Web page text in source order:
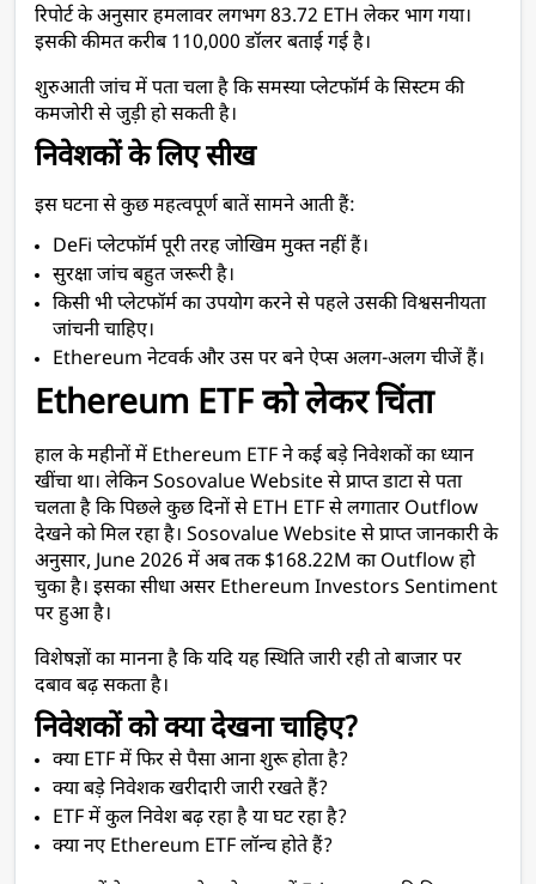
रिपोर्ट के अनुसार हमलावर लगभग 83.72 ETH लेकर भाग गया।
इसकी कीमत करीब 110,000 डॉलर बताई गई है।
शुरुआती जांच में पता चला है कि समस्या प्लेटफॉर्म के सिस्टम की
कमजोरी से जुड़ी हो सकती है।
निवेशकों के लिए सीख
इस घटना से कुछ महत्वपूर्ण बातें सामने आती हैं:
DeFi प्लेटफॉर्म पूरी तरह जोखिम मुक्त नहीं हैं।
सुरक्षा जांच बहुत जरूरी है।
किसी भी प्लेटफॉर्म का उपयोग करने से पहले उसकी विश्वसनीयता
जांचनी चाहिए।
Ethereum नेटवर्क और उस पर बने ऐप्स अलग-अलग चीजें हैं।
Ethereum ETF को लेकर चिंता
हाल के महीनों में Ethereum ETF ने कई बड़े निवेशकों का ध्यान
खींचा था। लेकिन Sosovalue Website से प्राप्त डाटा से पता
चलता है कि पिछले कुछ दिनों से ETH ETF से लगातार Outflow
देखने को मिल रहा है। Sosovalue Website से प्राप्त जानकारी के
अनुसार, June 2026 में अब तक $168.22M का Outflow हो
चुका है। इसका सीधा असर Ethereum Investors Sentiment
पर हुआ है।
विशेषज्ञों का मानना है कि यदि यह स्थिति जारी रही तो बाजार पर
दबाव बढ़ सकता है।
निवेशकों को क्या देखना चाहिए?
क्या ETF में फिर से पैसा आना शुरू होता है?
क्या बड़े निवेशक खरीदारी जारी रखते हैं?
ETF में कुल निवेश बढ़ रहा है या घट रहा है?
क्या नए Ethereum ETF लॉन्च होते हैं?